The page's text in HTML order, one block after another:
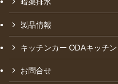
HOME
暗渠排水
製品情報